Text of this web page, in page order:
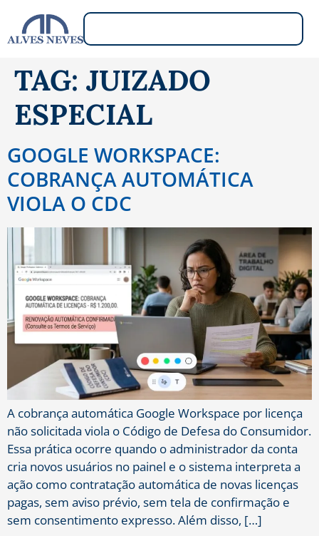
TAG: JUIZADO
ESPECIAL
GOOGLE WORKSPACE:
COBRANÇA AUTOMÁTICA
VIOLA O CDC
A cobrança automática Google Workspace por licença
não solicitada viola o Código de Defesa do Consumidor.
Essa prática ocorre quando o administrador da conta
cria novos usuários no painel e o sistema interpreta a
ação como contratação automática de novas licenças
pagas, sem aviso prévio, sem tela de confirmação e
sem consentimento expresso. Além disso, […]